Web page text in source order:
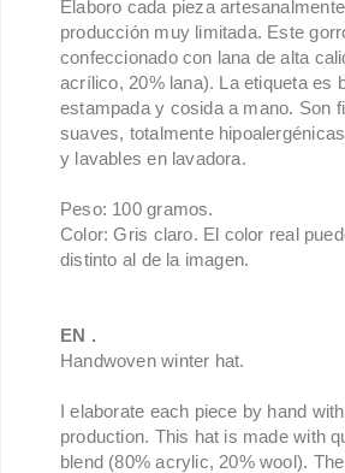
Elaboro cada pieza
producción muy limitada. Este
confeccionado con lana de alta
acrílico, 20% lana). La etiqueta es
estampada y cosida a mano. Son
suaves, totalmente
y lavables en lavadora.
Peso: 100 gramos.
Color: Gris claro. El color real
distinto al de la imagen.
EN .
Handwoven winter hat.
I elaborate each piece by hand
production. This hat is made with
blend (80% acrylic, 20% wool).